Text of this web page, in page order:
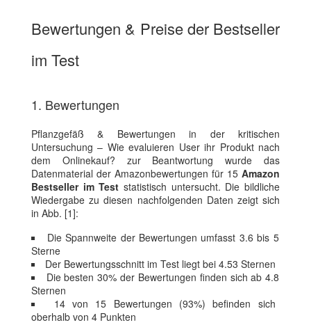
Bewertungen & Preise der Bestseller
im Test
1. Bewertungen
Pflanzgefäß & Bewertungen in der kritischen
Untersuchung – Wie evaluieren User ihr Produkt nach
dem Onlinekauf? zur Beantwortung wurde das
Datenmaterial der Amazonbewertungen für 15 Amazon
Bestseller im Test statistisch untersucht. Die bildliche
Wiedergabe zu diesen nachfolgenden Daten zeigt sich
in Abb. [1]:
Die Spannweite der Bewertungen umfasst 3.6 bis 5
Sterne
Der Bewertungsschnitt im Test liegt bei 4.53 Sternen
Die besten 30% der Bewertungen finden sich ab 4.8
Sternen
14 von 15 Bewertungen (93%) befinden sich
oberhalb von 4 Punkten